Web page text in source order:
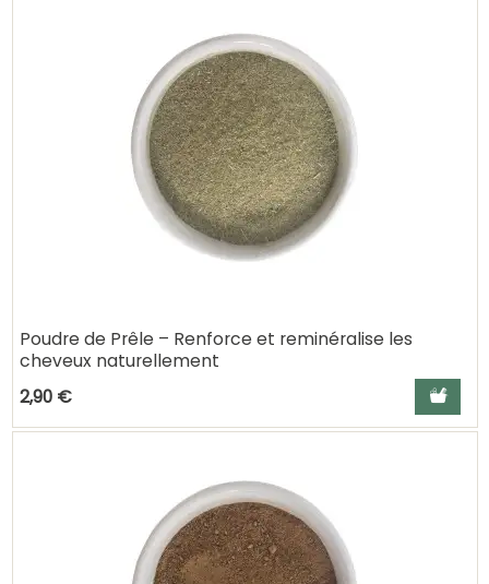
Poudre de Prêle – Renforce et reminéralise les
cheveux naturellement
2,90 €
Ajouter